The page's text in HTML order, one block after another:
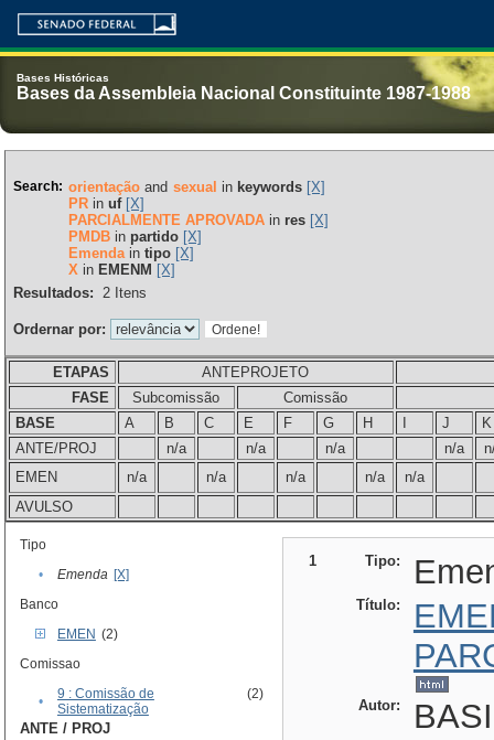
Bases Históricas
Bases da Assembleia Nacional Constituinte 1987-1988
Search: orientaçãoand sexual in keywords [X]
PRin uf [X]
PARCIALMENTE APROVADAin res [X]
PMDBin partido [X]
Emendain tipo [X]
Xin EMENM [X]
Resultados: 2Itens
Ordernar por:
ETAPAS
ANTEPROJETO
FASE
Subcomissão
Comissão
BASE
A B C E F G H J
K
ANTE/PROJ
n/a n/a n/a n/a
EMEN
n/a n/a n/a n/a
n/a
AVULSO
Tipo
•
Emenda [X]
Banco
EMEN (2)
Comissao
•
9 : Comissão de
Sistematização
(2)
ANTE / PROJ
1 Tipo:
Título:
Autor: